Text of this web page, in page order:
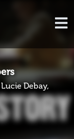
Debay,